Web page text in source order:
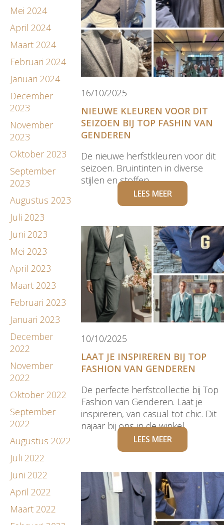
Mei 2024
April 2024
Maart 2024
Februari 2024
Januari 2024
December
2023
November
2023
Oktober 2023
September
2023
Augustus 2023
Juli 2023
Juni 2023
Mei 2023
April 2023
Maart 2023
Februari 2023
Januari 2023
December
2022
November
2022
Oktober 2022
September
2022
Augustus 2022
Juli 2022
Juni 2022
April 2022
Maart 2022
16/10/2025
NIEUWE KLEUREN VOOR DIT
SEIZOEN BIJ TOP FASHIN VAN
GENDEREN
De nieuwe herfstkleuren voor dit
seizoen. Bruintinten in diverse
stijlen en stoffen.
LEES MEER
10/10/2025
LAAT JE INSPIREREN BIJ TOP
FASHION VAN GENDEREN
De perfecte herfstcollectie bij Top
Fashion van Genderen. Laat je
inspireren, van casual tot chic. Dit
najaar bij ons in de winkel.
LEES MEER